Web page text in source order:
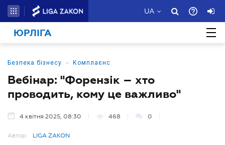
UA
ЮРЛІГА
Безпека бізнесу • Комплаєнс
Вебінар: "Форензік – хто
проводить, кому це важливо"
4 квітня 2025, 08:30 468 0
Автор: LIGA ZAKON